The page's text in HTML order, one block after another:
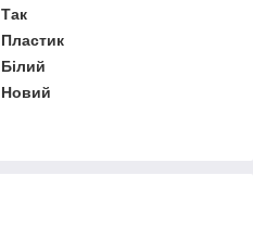
Так
Пластик
Білий
Новий